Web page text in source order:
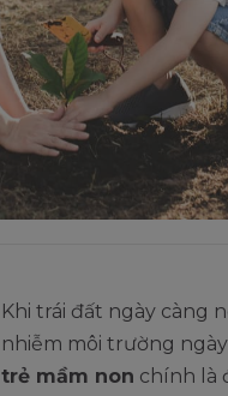
Khi trái đất ngày càng
nhiễm môi trường
trẻ mầm non chính là